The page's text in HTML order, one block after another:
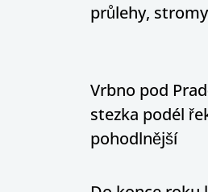
průlehy,
Vrbno pod
stezka podél
pohodlnější